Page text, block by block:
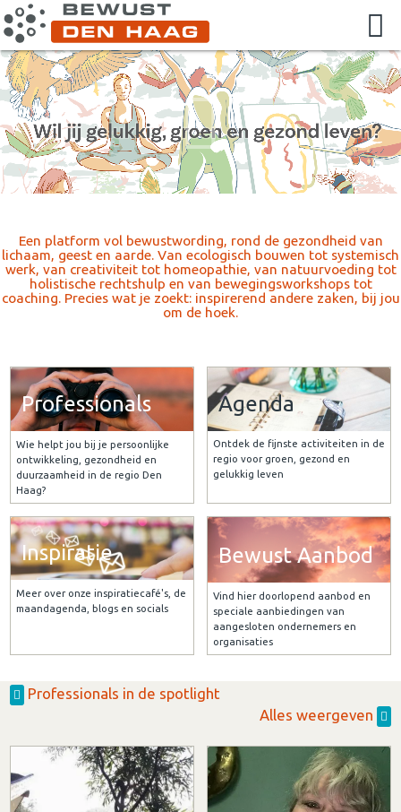
Een platform vol bewustwording, rond de gezondheid van
lichaam, geest en aarde. Van ecologisch bouwen tot systemisch
werk, van creativiteit tot homeopathie, van natuurvoeding tot
holistische rechtshulp en van bewegingsworkshops tot
coaching. Precies wat je zoekt: inspirerend andere zaken, bij jou
om de hoek.
Professionals
Wie helpt jou bij je persoonlijke
ontwikkeling, gezondheid en
duurzaamheid in de regio Den
Haag?
Agenda
Ontdek de fijnste activiteiten in de
regio voor groen, gezond en
gelukkig leven
Inspiratie
Meer over onze inspiratiecafé's, de
maandagenda, blogs en socials
Bewust Aanbod
Vind hier doorlopend aanbod en
speciale aanbiedingen van
aangesloten ondernemers en
organisaties
Professionals in de spotlight
Alles weergeven